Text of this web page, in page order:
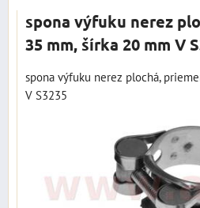
spona výfuku nerez
35 mm, šírka 20 mm V
spona výfuku nerez plochá,
V S3235